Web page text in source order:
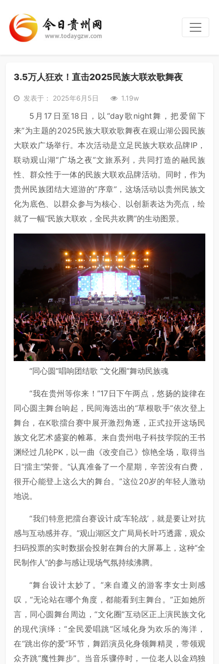
3.5万人狂欢！直击2025民族大联欢歌舞夜
发表于： 2025年6月5日 1.19w
5月17日至18日，以“day歌night舞，把爱留下
来”为主题的2025民族大联欢歌舞夜在观山湖公园民族
大联欢广场举行。本次活动是立足民族大联欢品牌IP，
联动观山湖“广场之夜”文旅系列，共同打造的融民族
性、群众性于一体的民族大联欢品牌活动。同时，作为
贵州民族团结大巡游的“序章”，这场活动以贵州民族文
化为底色、以群众参与为核心、以创新表达为亮点，绘
就了一幅“民族大联欢，全民共欢腾”的生动图景。
“同心圆”唱响团结歌 “文化圈”舞动民族魂
“我在贵州等你来！”17日下午两点，悠扬的旋律在
同心圆主舞台响起，民间海选出的“草根歌手”依次登上
舞台，在K歌擂台赛中展开激烈角逐，正式拉开这场民
族文化艺术盛宴的帷幕。来自贵州电子科技学院的王书
渊经过几轮PK，以一曲《改变自己》惊艳全场，取得当
日“擂主”荣誉。“认真准备了一个星期，辛苦没有白费，
很开心能登上这么大的舞台。”这位20岁的年轻人激动
地说。
“我们特意把擂台赛设计成‘车轮战’，就是要让对抗
感与互动感并存。”观山湖区文广局局长叶巧透露，观众
扫码投票的实时数据会投射在舞台的大屏幕上，这种“全
民制作人”的参与感让现场气氛持续沸腾。
“舞台设计太妙了。”来自遵义的游客李女士则感
叹，“无论站在哪个角度，都能看到主舞台。”正如她所
言，同心圆舞台周边，“文化圈”互动区正上演民族文化
的现代演绎：“全民爱唱跳”区域化身为欢乐的海洋，
在“跳出你的爱”环节，舞蹈演员化身领舞精灵，带领观
众齐跳“魔性舞步”。当音乐骤停时，一位老人以金鸡独